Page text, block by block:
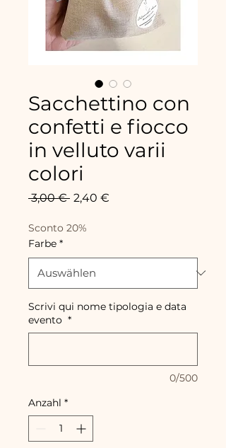
Sacchettino con
confetti e fiocco
in velluto varii
colori
3,00 € Standardpreis
2,40 €
Sconto 20%
Farbe *
Scrivi qui nome tipologia e data
evento *
0/500
Anzahl *